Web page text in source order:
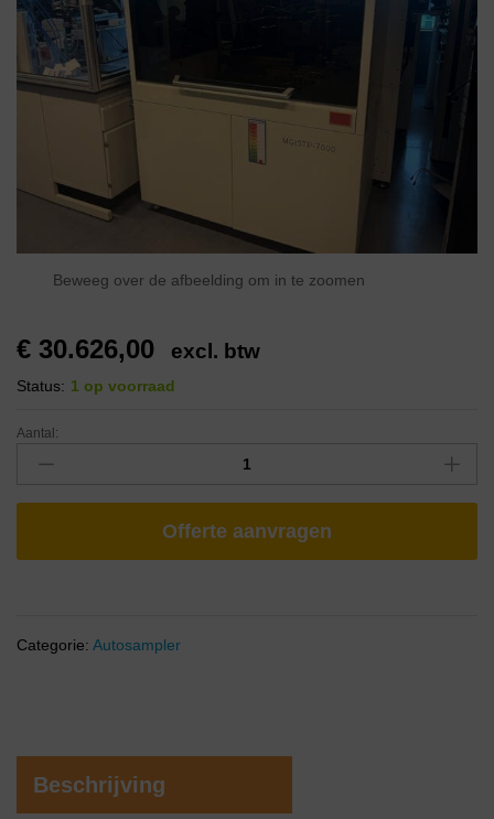
Beweeg over de afbeelding om in te zoomen
€ 30.626,00 excl. btw
Status: 1 op voorraad
Aantal:
Offerte aanvragen
Categorie: Autosampler
Beschrijving